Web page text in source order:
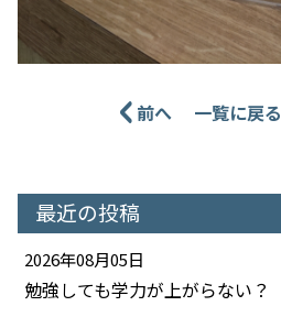
前へ 一覧に戻る
最近の投稿
2026年08月05日
勉強しても学力が上がらない？